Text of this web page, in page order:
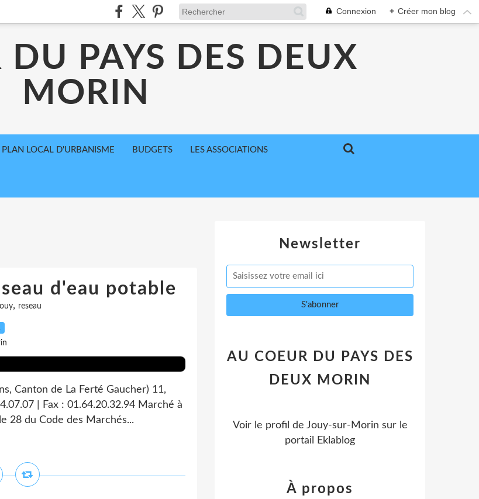
Connexion + Créer mon blog
PAYS DES DEUX
MORIN
PLAN LOCAL D'URBANISME BUDGETS LES ASSOCIATIONS
d'eau potable
, reseau
Canton de La Ferté Gaucher) 11,
| Fax : 01.64.20.32.94 Marché à
28 du Code des Marchés...
Newsletter
AU COEUR DU PAYS DES
DEUX MORIN
Voir le profil de Jouy-sur-Morin sur le
portail Eklablog
À propos